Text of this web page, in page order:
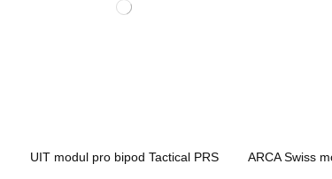
UIT modul pro bipod Tactical PRS ARCA Swiss